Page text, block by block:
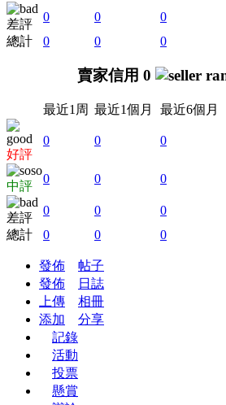
差評
0 0 0
總計
0 0 0
賣家信用 0
最近1周 最近1個月 最近6個月
好評
0 0 0
中評
0 0 0
差評
0 0 0
總計
0 0 0
發佈
帖子
發佈
日誌
上傳
相冊
添加
分享
記錄
活動
投票
懸賞